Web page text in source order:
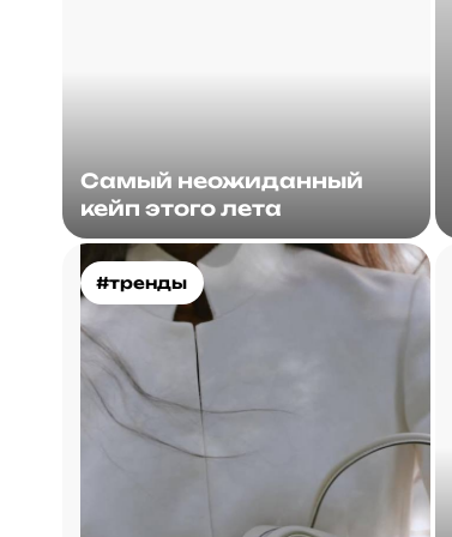
Самый неожиданный
кейп этого лета
#тренды